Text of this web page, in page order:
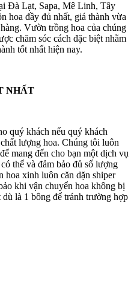
Đà Lạt, Sapa, Mê Linh, Tây
hoa đầy đủ nhất, giá thành vừa
Vườn trồng hoa của chúng
chăm sóc cách đặc biệt nhằm
tốt nhất hiện nay.
NHẤT
quý khách nếu quý khách
lượng hoa. Chúng tôi luôn
mang đến cho bạn một dịch vụ
thể và đảm bảo đủ số lượng
hoa xinh luôn căn dặn shiper
khi vận chuyển hoa không bị
là 1 bông để tránh trường hợp